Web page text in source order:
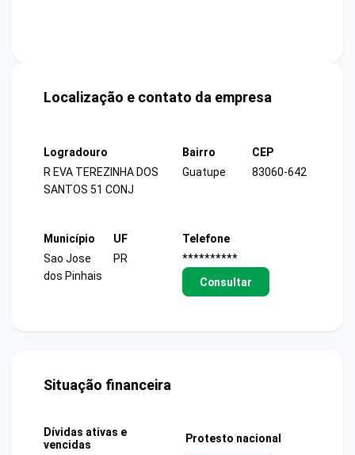
Localização e contato da empresa
Logradouro
R EVA TEREZINHA DOS
SANTOS 51 CONJ
Bairro
Guatupe
CEP
83060-642
Município
Sao Jose
dos Pinhais
UF
PR
Telefone
**********
Consultar
Situação financeira
Dívidas ativas e
vencidas
Protesto nacional